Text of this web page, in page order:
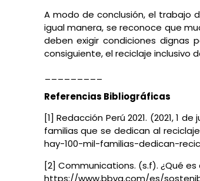
A modo de conclusión, el trabajo
igual manera, se reconoce que
deben exigir condiciones dignas
consiguiente, el reciclaje inclusivo
Referencias Bibliográficas
[1] Redacción Perú 2021. (2021, 1
familias que se dedican al
hay-100-mil-familias-dedican-
[2] Communications. (s.f). ¿Qué
https://www.bbva.com/es/